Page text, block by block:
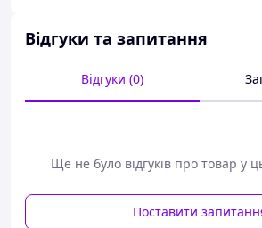
добре вбирають вологу та не
2. наявність різноманітних ґудзиків,
Вибирайте комплекти, у яких таких
різних елементів.
синім, складається з:
Відгуки та запитання
Відгуки (0)
Ще не було відгуків про товар у
Поставити